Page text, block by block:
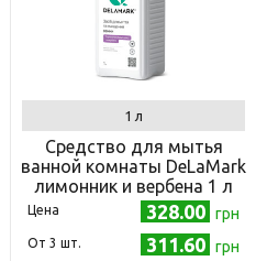
1 л
Средство для мытья
ванной комнаты DeLaMark
лимонник и вербена 1 л
Цена 328.00 грн
Oт 3 шт. 311.60 грн